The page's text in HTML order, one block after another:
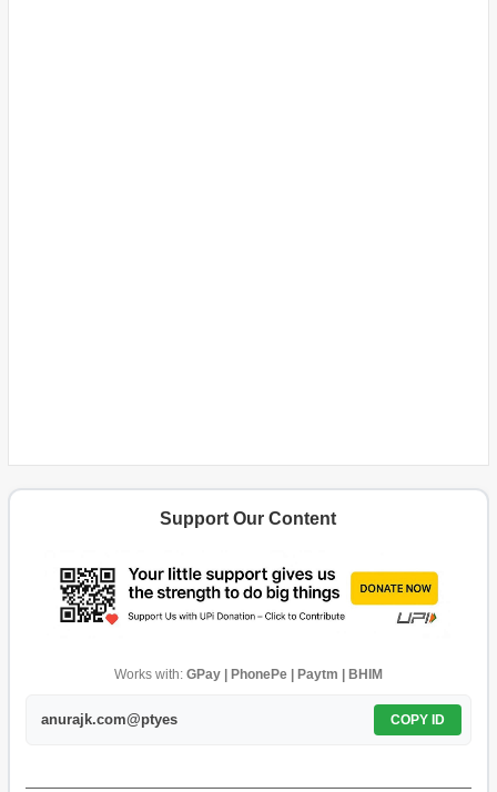
Support Our Content
Works with: GPay | PhonePe | Paytm | BHIM
anurajk.com@ptyes COPY ID